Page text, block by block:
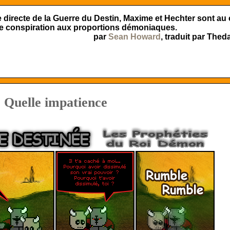
directe de la Guerre du Destin, Maxime et Hechter sont
conspiration aux proportions démoniaques.
par Sean Howard , traduit par
Quelle impatience